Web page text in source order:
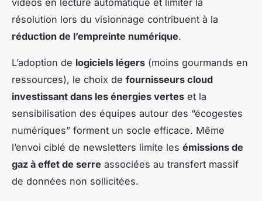
vidéos en lecture automatique et limiter la
résolution lors du visionnage contribuent à la
réduction de l’empreinte numérique.
L’adoption de logiciels légers (moins gourmands en
ressources), le choix de fournisseurs cloud
investissant dans les énergies vertes et la
sensibilisation des équipes autour des “écogestes
numériques” forment un socle efficace. Même
l’envoi ciblé de newsletters limite les émissions de
gaz à effet de serre associées au transfert massif
de données non sollicitées.